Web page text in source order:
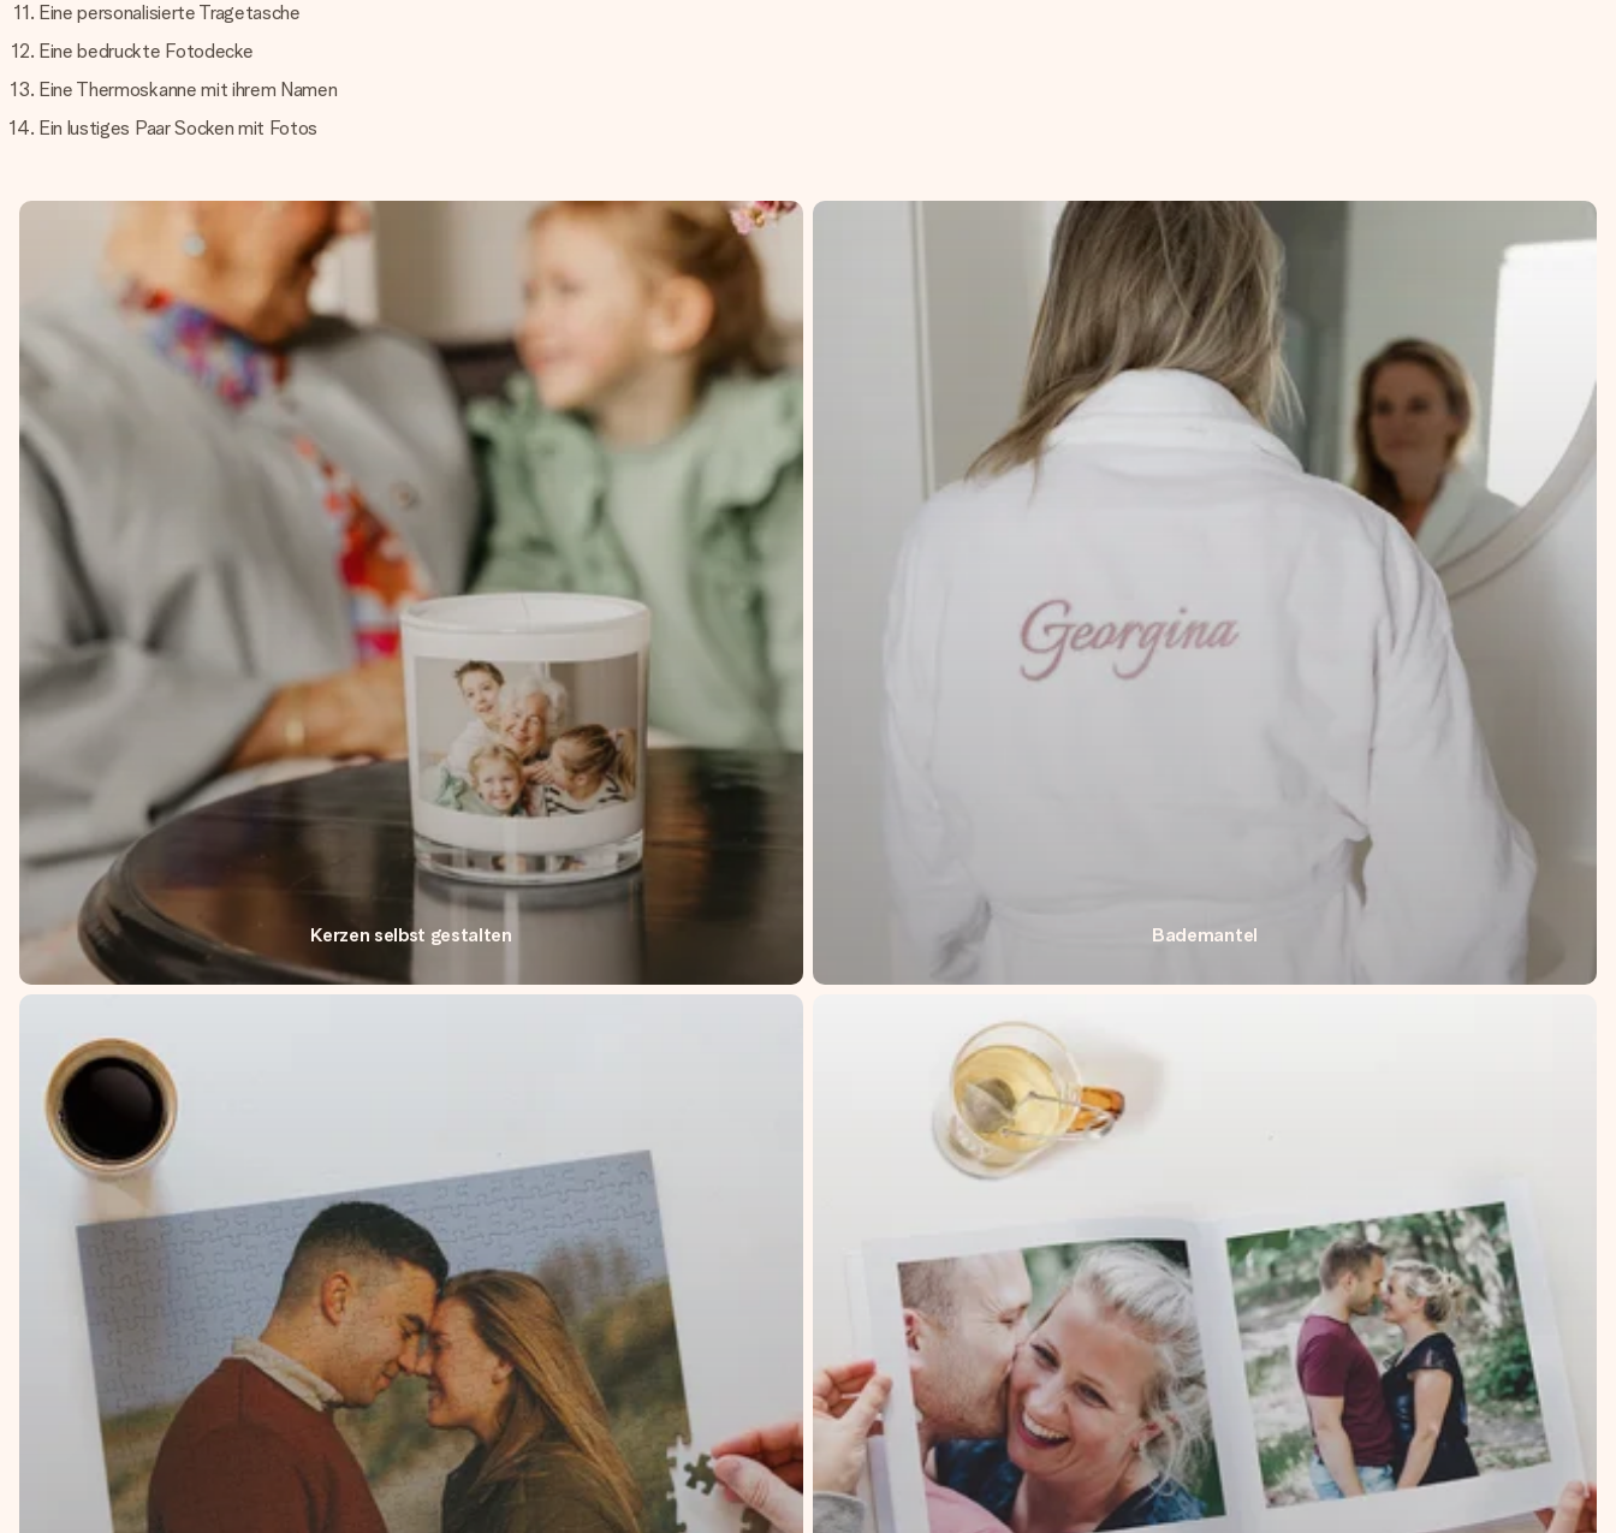
Eine personalisierte Tragetasche
Eine bedruckte Fotodecke
Eine Thermoskanne mit ihrem Namen
Ein lustiges Paar Socken mit Fotos
Kerzen selbst gestalten Bademantel